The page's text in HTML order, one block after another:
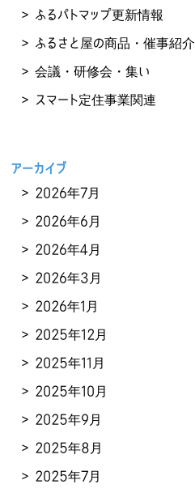
ふるパトマップ更新情報
ふるさと屋の商品・催事紹介
会議・研修会・集い
スマート定住事業関連
アーカイブ
2026年7月
2026年6月
2026年4月
2026年3月
2026年1月
2025年12月
2025年11月
2025年10月
2025年9月
2025年8月
2025年7月